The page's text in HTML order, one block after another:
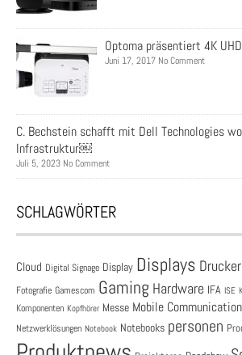
Optoma präsentiert 4K
Juni 17, 2017 No Comment
C. Bechstein schafft mit Dell Technologies
Infrastruktur￼
Juli 5, 2023 No Comment
SCHLAGWÖRTER
Cloud Digital Signage Display Displays Drucker
Fotografie Gamescom Gaming Hardware IFA ISE
Komponenten Kopfhörer Messe Mobile Communication
Netzwerklösungen Notebook Notebooks personen